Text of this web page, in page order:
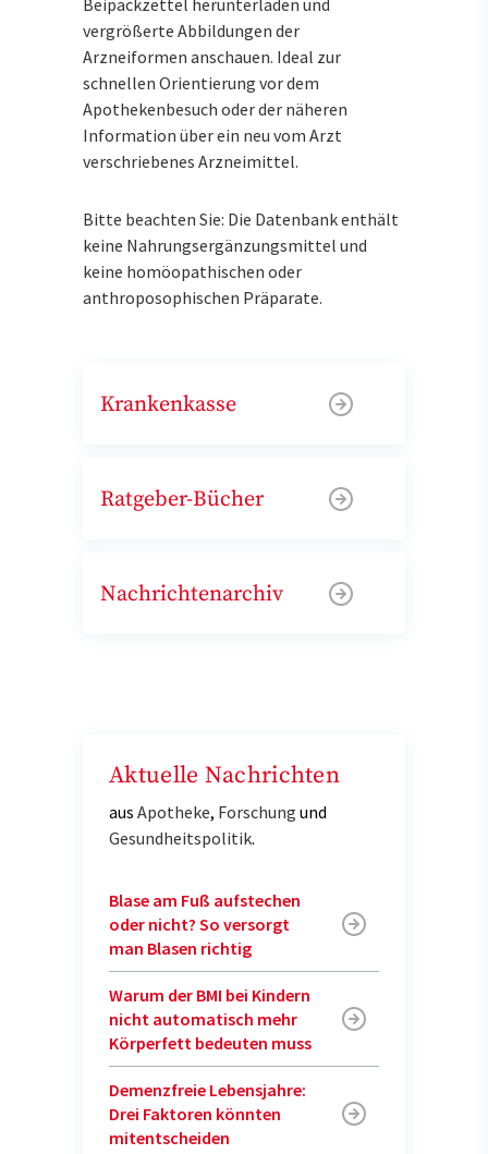
vergrößerte Abbildungen der
Arzneiformen anschauen. Ideal zur
schnellen Orientierung vor dem
Apothekenbesuch oder der näheren
Information über ein neu vom Arzt
verschriebenes Arzneimittel.
Bitte beachten Sie: Die Datenbank enthält
keine Nahrungsergänzungsmittel und
keine homöopathischen oder
anthroposophischen Präparate.
Krankenkasse
Ratgeber-Bücher
Nachrichtenarchiv
Aktuelle Nachrichten
aus Apotheke, Forschung und
Gesundheitspolitik.
Blase am Fuß aufstechen
oder nicht? So versorgt
man Blasen richtig
Warum der BMI bei Kindern
nicht automatisch mehr
Körperfett bedeuten muss
Demenzfreie Lebensjahre:
Drei Faktoren könnten
mitentscheiden